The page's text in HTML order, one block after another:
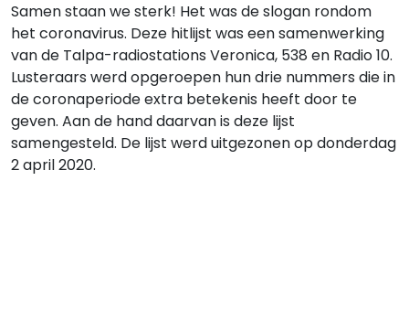
Samen staan we sterk! Het was de slogan rondom
het coronavirus. Deze hitlijst was een samenwerking
van de Talpa-radiostations Veronica, 538 en Radio 10.
Lusteraars werd opgeroepen hun drie nummers die in
de coronaperiode extra betekenis heeft door te
geven. Aan de hand daarvan is deze lijst
samengesteld. De lijst werd uitgezonen op donderdag
2 april 2020.